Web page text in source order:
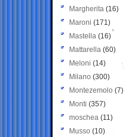
Margherita (16)
Maroni (171)
Mastella (16)
Mattarella (60)
Meloni (14)
Milano (300)
Montezemolo (7)
Monti (357)
moschea (11)
Musso (10)